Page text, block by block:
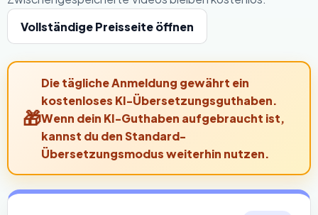
Vollständige Preisseite öffnen
Die tägliche Anmeldung gewährt ein
kostenloses KI-Übersetzungsguthaben.
Wenn dein KI-Guthaben aufgebraucht ist,
kannst du den Standard-
Übersetzungsmodus weiterhin nutzen.